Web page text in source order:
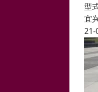
型
宜
21-